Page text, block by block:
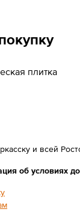
плитка
и всей
об условиях